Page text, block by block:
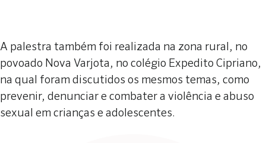
A palestra também foi realizada na zona rural, no
povoado Nova Varjota, no colégio Expedito Cipriano,
na qual foram discutidos os mesmos temas, como
prevenir, denunciar e combater a violência e abuso
sexual em crianças e adolescentes.